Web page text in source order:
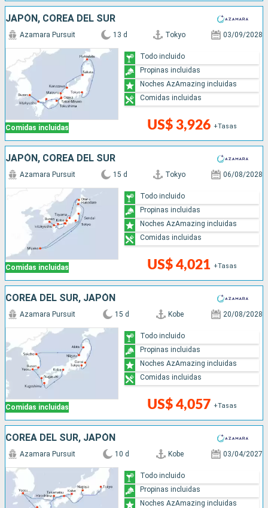
JAPÓN, COREA DEL SUR
Comidas incluidas
Azamara Pursuit 13 d Tokyo 03/09/2028
US$ 3,926 +Tasas
Todo incluido
Propinas incluidas
Noches AzAmazing incluidas
Comidas incluidas
JAPÓN, COREA DEL SUR
Comidas incluidas
Azamara Pursuit 15 d Tokyo 06/08/2028
US$ 4,021 +Tasas
Todo incluido
Propinas incluidas
Noches AzAmazing incluidas
Comidas incluidas
COREA DEL SUR, JAPÓN
Comidas incluidas
Azamara Pursuit 15 d Kobe 20/08/2028
US$ 4,057 +Tasas
Todo incluido
Propinas incluidas
Noches AzAmazing incluidas
Comidas incluidas
COREA DEL SUR, JAPÓN
Azamara Pursuit 10 d Kobe 03/04/2027
Todo incluido
Propinas incluidas
Noches AzAmazing incluidas